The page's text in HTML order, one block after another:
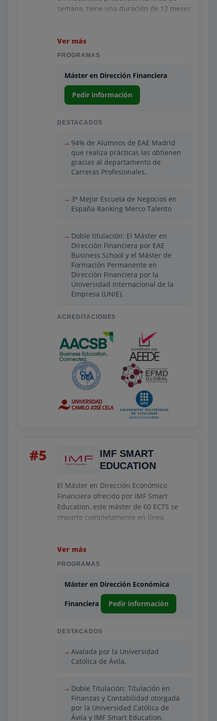
semana, tiene una duración de 12 meses
las herramientas necesarias para
dominar estrategias financieras óptimas,
con innovaciones como Fintech y
Blockchain. La metodología práctica,
basada en casos reales, facilita la
resolución de situaciones propias del
networking con profesionales del sector.
Con un perfil de estudiantes
mayoritariamente nacional y una
experiencia media de 7 años y un
equilibrio de género cercano al 50%, el
módulos como Control de Gestión,
Gestión de Capital Circulante y
estudiantes para roles como Director
Financiero, Manager de Auditoría o
Director de Inversiones, con una alta tasa
de empleabilidad del 91% en los seis
meses posteriores a la graduación.
Además, EAE ofrece ayudas económicas y
interesados pueden contactar con la EAE
Business School Madrid.
Ver más
PROGRAMAS
Máster en Dirección Financiera
Pedir información
DESTACADOS
94% de Alumnos de EAE Madrid
que realiza prácticas las obtienen
gracias al departamento de
Carreras Profesionales.
3ª Mejor Escuela de Negocios en
España Ranking Merco Talento
Doble titulación: El Máster en
Dirección Financiera por EAE
Business School y el Máster de
Formación Permanente en
Dirección Financiera por la
Universidad Internacional de la
Empresa (UNIE).
ACREDITACIONES
#5
IMF SMART
EDUCATION
El Máster en Dirección Económico
Financiera ofrecido por IMF Smart
Education, este máster de 60 ECTS se
imparte completamente en línea,
amplia gama de temas, desde los
fundamentos de la contabilidad hasta la
habilidades directivas, con un enfoque
práctico mediante casos prácticos y
proyectos. Se dirige a profesionales con
experiencia o titulados universitarios
el ámbito financiero.
La metodología incluye tutorías
personalizadas, webinars, una videoteca
evaluación continua se realiza a través
de exámenes online y casos prácticos,
culminando en un Trabajo Final de
Ver más
PROGRAMAS
Máster en Dirección Económica
Financiera Pedir información
DESTACADOS
Avalada por la Universidad
Católica de Ávila.
Doble Titulación: Titulación en
Finanzas y Contabilidad otorgada
por la Universidad Católica de
Ávila y IMF Smart Education.